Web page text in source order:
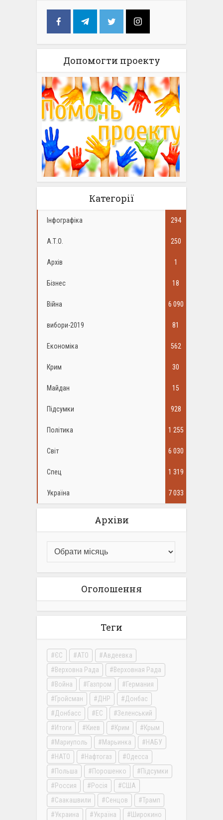
Допомогти проекту
Категорії
Інфографіка 294
А.Т.О. 250
Архів 1
Бізнес 18
Війна 6 090
вибори-2019 81
Економіка 562
Крим 30
Майдан 15
Підсумки 928
Політика 1 255
Світ 6 030
Спец 1 319
Україна 7 033
Архіви
Оголошення
Теги
ЄС АТО
Авдеевка
Верховна Рада
Верховная Рада
Война
Газпром
Германия
Гройсман
ДНР
Донбас
Донбасс
ЕС
Зеленський
Итоги
Киев Крим
Крым
Мариуполь
Марьинка
НАБУ
НАТО
Нафтогаз
Одесса
Польша
Порошенко
Підсумки
Россия
Росія
США
Саакашвили
Сенцов
Трамп
Украина
Україна Широкино